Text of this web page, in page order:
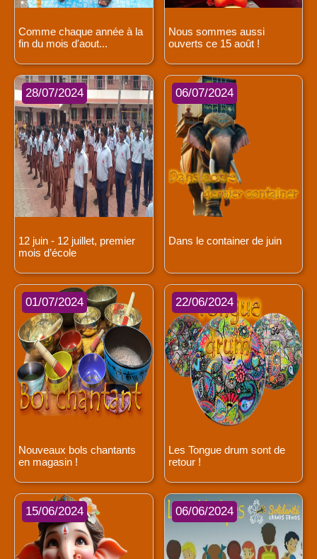
Comme chaque année à la
fin du mois d'aout...
Nous sommes aussi
ouverts ce 15 août !
28/07/2024
12 juin - 12 juillet, premier
mois d’école
06/07/2024
Dans le container de juin
01/07/2024
Nouveaux bols chantants
en magasin !
22/06/2024
Les Tongue drum sont de
retour !
15/06/2024 06/06/2024